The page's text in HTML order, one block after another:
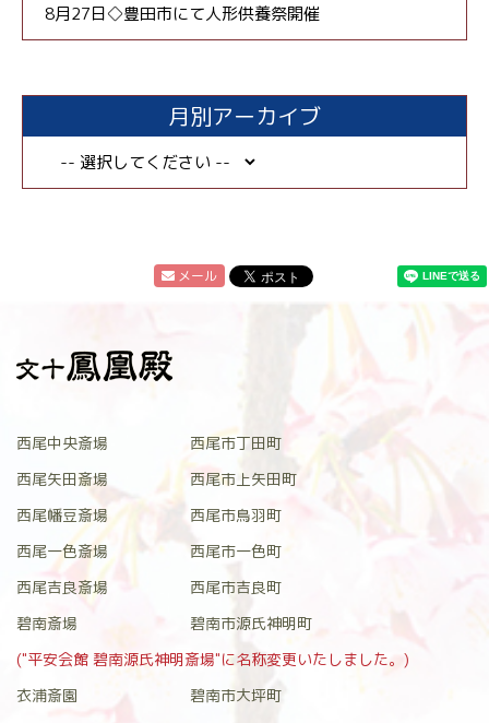
8月27日◇豊田市にて人形供養祭開催
月別アーカイブ
メール
西尾中央斎場
西尾市丁田町
西尾矢田斎場
西尾市上矢田町
西尾幡豆斎場
西尾市鳥羽町
西尾一色斎場
西尾市一色町
西尾吉良斎場
西尾市吉良町
碧南斎場
碧南市源氏神明町
("平安会館 碧南源氏神明斎場"に名称変更いたしました。)
衣浦斎園
碧南市大坪町